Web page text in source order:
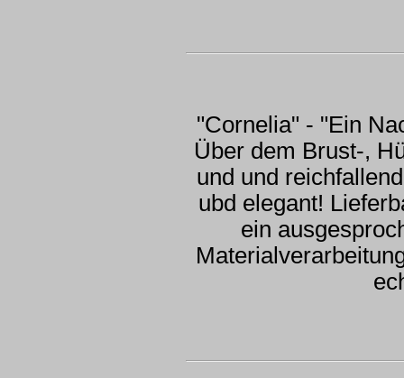
"Cornelia" - "Ein
Über dem Brust-,
und und
ubd elegant!
ein